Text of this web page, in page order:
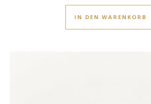
IN DEN WARENKORB